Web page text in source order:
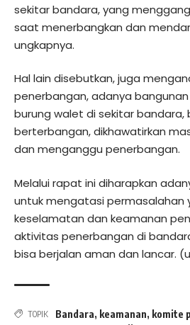
sekitar bandara, yang
saat menerbangkan dan
ungkapnya.
Hal lain disebutkan, juga
penerbangan, adanya
burung walet di sekitar bandara,
berterbangan, dikhawatirkan
dan menganggu penerbangan.
Melalui rapat ini diharapkan
untuk mengatasi permasalahan
keselamatan dan keamanan
aktivitas penerbangan di
bisa berjalan aman dan lancar.
TOPIK Bandara, keamanan, komite